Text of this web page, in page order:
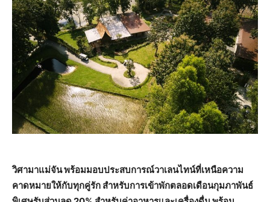
วิศามาแม่จัน พร้อมมอบประสบการณ์วาเลนไทน์ที่เหนือความ
คาดหมายให้กับทุกคู่รัก สำหรับการเข้าพักตลอดเดือนกุมภาพันธ์